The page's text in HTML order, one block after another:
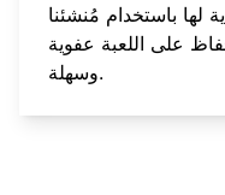
لها باستخدام مُنشئنا
على اللعبة عفوية
وسهلة.